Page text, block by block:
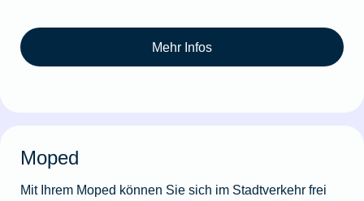
Mehr Infos
Moped
Mit Ihrem Moped können Sie sich im Stadtverkehr frei